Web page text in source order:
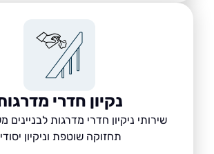
נקיון חדרי מדרגות
שירותי ניקיון חדרי מדרגות לבניינים משותפים
תחזוקה שוטפת וניקיון יסודי.